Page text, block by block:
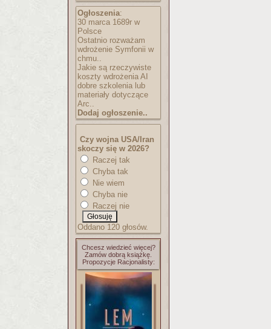
Ogłoszenia:
30 marca 1689r w
Polsce
Ostatnio rozważam
wdrożenie Symfonii w
chmu..
Jakie są rzeczywiste
koszty wdrożenia AI
dobre szkolenia lub
materiały dotyczące
Arc..
Dodaj ogłoszenie..
Czy wojna USA/Iran
skoczy się w 2026?
Raczej tak
Chyba tak
Nie wiem
Chyba nie
Raczej nie
Oddano 120 głosów.
Chcesz wiedzieć więcej?
Zamów dobrą książkę.
Propozycje Racjonalisty: